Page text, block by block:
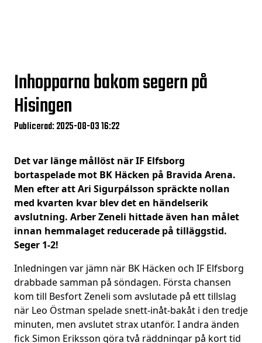
Inhopparna bakom segern på
Hisingen
Publicerad: 2025-08-03 16:22
Det var länge mållöst när IF Elfsborg
bortaspelade mot BK Häcken på Bravida Arena.
Men efter att Ari Sigurpálsson spräckte nollan
med kvarten kvar blev det en händelserik
avslutning. Arber Zeneli hittade även han målet
innan hemmalaget reducerade på tilläggstid.
Seger 1-2!
Inledningen var jämn när BK Häcken och IF Elfsborg
drabbade samman på söndagen. Första chansen
kom till Besfort Zeneli som avslutade på ett tillslag
när Leo Östman spelade snett-inåt-bakåt i den tredje
minuten, men avslutet strax utanför. I andra änden
fick Simon Eriksson göra två räddningar på kort tid